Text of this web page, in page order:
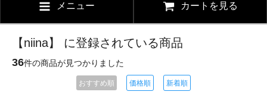
メニュー カートを見る
【niina】 に登録されている商品
36件の商品が見つかりました
おすすめ順 価格順 新着順